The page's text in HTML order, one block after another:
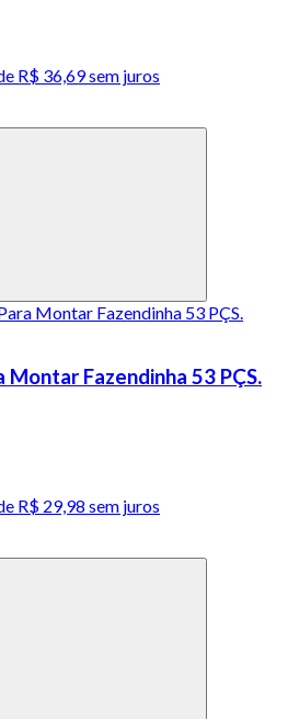
R$ 36,69 sem juros
Montar Fazendinha 53 PÇS.
R$ 29,98 sem juros